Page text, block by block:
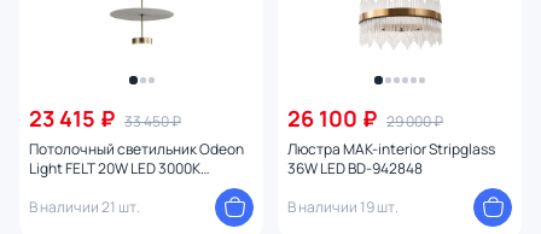
23 415 ₽ 33 450 ₽
Потолочный светильник Odeon
Light FELT 20W LED 3000К
В наличии 21 шт.
26 100 ₽ 29 000 ₽
Люстра MAK-interior Stripglass
36W LED BD-942848
В наличии 19 шт.